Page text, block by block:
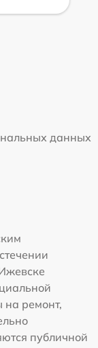
данных
на ремонт,
публичной